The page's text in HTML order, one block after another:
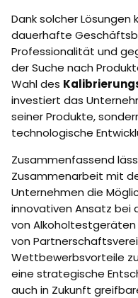
Dank solcher Lösungen
dauerhafte
Professionalität und
der Suche nach
Wahl des
investiert das
seiner Produkte,
technologische
Zusammenfassend
Zusammenarbeit mit
Unternehmen die
innovativen Ansatz bei
von
von
Wettbewerbsvorteile
eine strategische
auch in Zukunft